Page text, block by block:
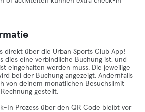
direkt über die Urban Sports Club App!
dies eine verbindliche Buchung ist, und
eingehalten werden muss. Die jeweilige
bei der Buchung angezeigt. Andernfalls
von deinem monatlichen Besuchslimit
gestellt.
In Prozess über den QR Code bleibt vor